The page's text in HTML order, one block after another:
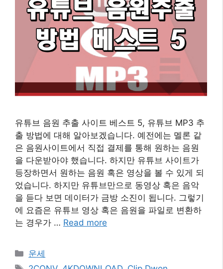
유튜브 음원 추출 사이트 베스트 5, 유튜브 MP3 추
출 방법에 대해 알아보겠습니다. 예전에는 멜론 같
은 음원사이트에서 직접 결제를 통해 원하는 음원
을 다운받아야 했습니다. 하지만 유튜브 사이트가
등장하면서 원하는 음원 혹은 영상을 볼 수 있게 되
었습니다. 하지만 유튜브만으로 동영상 혹은 음악
을 듣다 보면 데이터가 금방 소진이 됩니다. 그렇기
에 요즘은 유튜브 영상 혹은 음원을 파일로 변환하
는 경우가 … Read more
카
테
운세
태